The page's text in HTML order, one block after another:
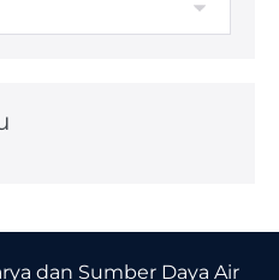
dan Sumber Daya Air